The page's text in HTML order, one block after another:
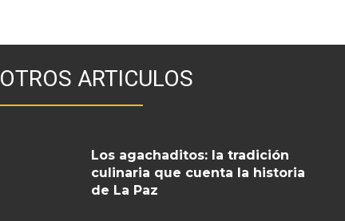
OTROS ARTICULOS
Los agachaditos: la tradición
culinaria que cuenta la historia
de La Paz